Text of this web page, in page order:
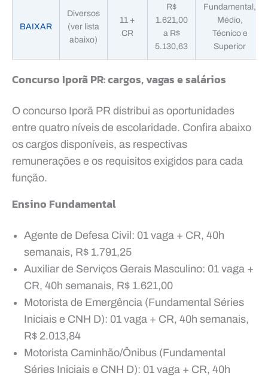
BAIXAR
Diversos
(ver lista
abaixo)
11 +
CR
R$
1.621,00
a R$
5.130,63
Fundamental,
Médio,
Técnico e
Superior
Concurso Iporã PR: cargos, vagas e salários
O concurso Iporã PR distribui as oportunidades
entre quatro níveis de escolaridade. Confira abaixo
os cargos disponíveis, as respectivas
remunerações e os requisitos exigidos para cada
função.
Ensino Fundamental
Agente de Defesa Civil: 01 vaga + CR, 40h
semanais, R$ 1.791,25
Auxiliar de Serviços Gerais Masculino: 01 vaga +
CR, 40h semanais, R$ 1.621,00
Motorista de Emergência (Fundamental Séries
Iniciais e CNH D): 01 vaga + CR, 40h semanais,
R$ 2.013,84
Motorista Caminhão/Ônibus (Fundamental
Séries Iniciais e CNH D): 01 vaga + CR, 40h